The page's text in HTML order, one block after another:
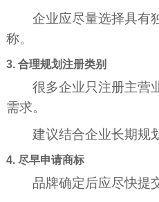
企业应尽量选择具有
称。
3. 合理规划注册类别
很多企业只注册主营
需求。
建议结合企业长期规
4. 尽早申请商标
品牌确定后应尽快提